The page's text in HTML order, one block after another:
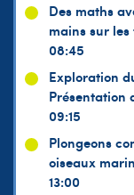
Des maths
mains sur les
08:45
Exploration
Présentation
09:15
Plongeons
oiseaux
13:00